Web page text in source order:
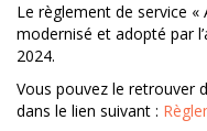
Le règlement de service
modernisé et adopté par
2024.
Vous pouvez le retrouver
dans le lien suivant :